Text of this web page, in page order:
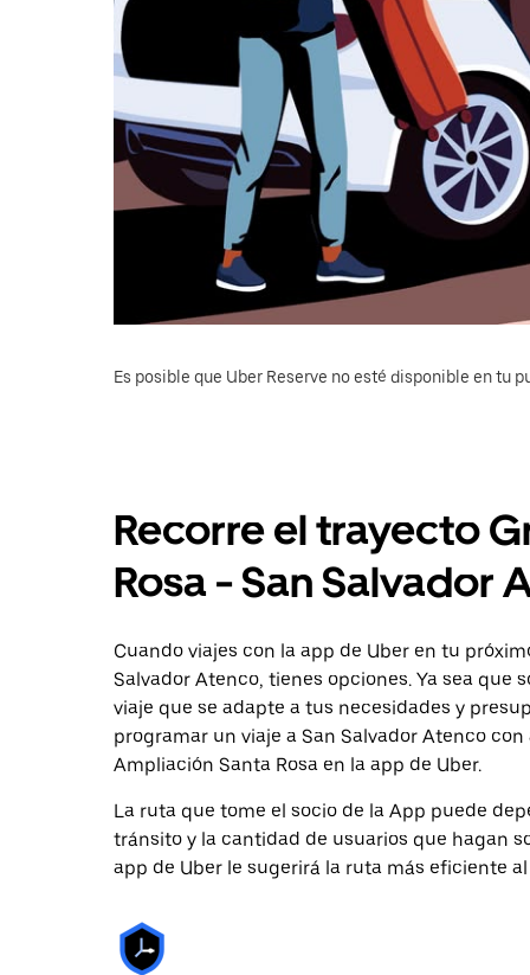
Es posible que Uber Reserve no esté disponible en tu
Recorre el trayecto
Rosa - San Salvador
Cuando viajes con la app de Uber en tu
Salvador Atenco, tienes opciones. Ya sea que
viaje que se adapte a tus necesidades y
programar un viaje a San Salvador Atenco
Ampliación Santa Rosa en la app de Uber.
La ruta que tome el socio de la App puede
tránsito y la cantidad de usuarios que hagan
app de Uber le sugerirá la ruta más eficiente